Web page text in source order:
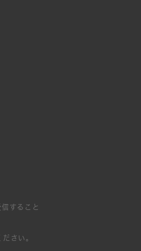
すること
さい。